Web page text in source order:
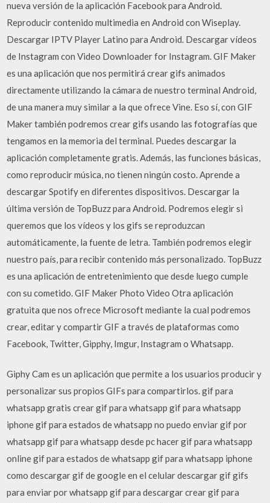
nueva versión de la aplicación Facebook para Android.
Reproducir contenido multimedia en Android con Wiseplay.
Descargar IPTV Player Latino para Android. Descargar vídeos
de Instagram con Video Downloader for Instagram. GIF Maker
es una aplicación que nos permitirá crear gifs animados
directamente utilizando la cámara de nuestro terminal Android,
de una manera muy similar a la que ofrece Vine. Eso sí, con GIF
Maker también podremos crear gifs usando las fotografías que
tengamos en la memoria del terminal. Puedes descargar la
aplicación completamente gratis. Además, las funciones básicas,
como reproducir música, no tienen ningún costo. Aprende a
descargar Spotify en diferentes dispositivos. Descargar la
última versión de TopBuzz para Android. Podremos elegir si
queremos que los vídeos y los gifs se reproduzcan
automáticamente, la fuente de letra. También podremos elegir
nuestro país, para recibir contenido más personalizado. TopBuzz
es una aplicación de entretenimiento que desde luego cumple
con su cometido. GIF Maker Photo Video Otra aplicación
gratuita que nos ofrece Microsoft mediante la cual podremos
crear, editar y compartir GIF a través de plataformas como
Facebook, Twitter, Gipphy, Imgur, Instagram o Whatsapp.
Giphy Cam es un aplicación que permite a los usuarios producir y
personalizar sus propios GIFs para compartirlos. gif para
whatsapp gratis crear gif para whatsapp gif para whatsapp
iphone gif para estados de whatsapp no puedo enviar gif por
whatsapp gif para whatsapp desde pc hacer gif para whatsapp
online gif para estados de whatsapp gif para whatsapp iphone
como descargar gif de google en el celular descargar gif gifs
para enviar por whatsapp gif para descargar crear gif para